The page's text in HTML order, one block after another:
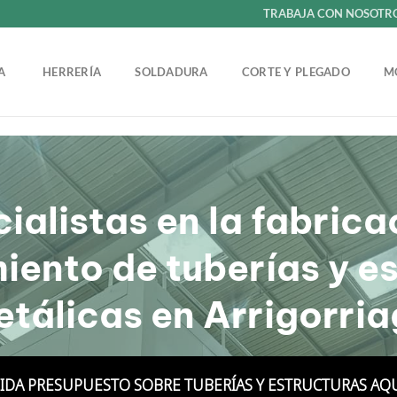
TRABAJA CON
HERRERÍA SOLDADURA CORTE Y PLEGADO
en la
de tuberías y
en
PRESUPUESTO SOBRE TUBERÍAS Y ESTRUCTURAS